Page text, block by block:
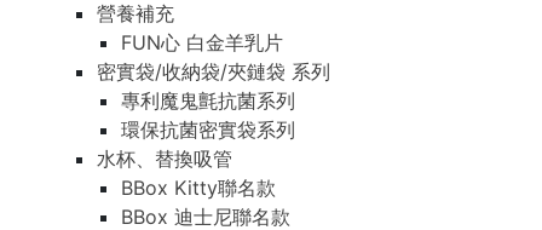
營養補充
FUN心 白金羊乳片
密實袋/收納袋/夾鏈袋 系列
專利魔鬼氈抗菌系列
環保抗菌密實袋系列
水杯、替換吸管
BBox Kitty聯名款
BBox 迪士尼聯名款